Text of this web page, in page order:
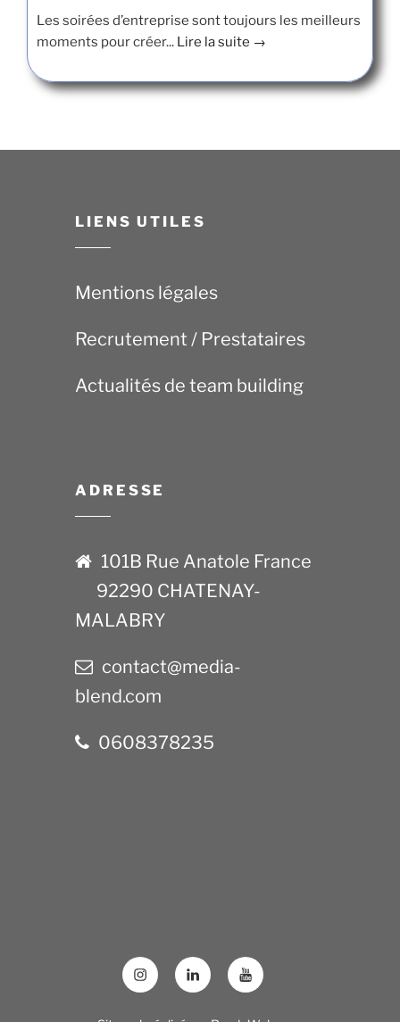
Les soirées d’entreprise sont toujours les meilleurs
moments pour créer... Lire la suite →
LIENS UTILES
Mentions légales
Recrutement / Prestataires
Actualités de team building
ADRESSE
101B Rue Anatole France
92290 CHATENAY-
MALABRY
contact@media-
blend.com
0608378235